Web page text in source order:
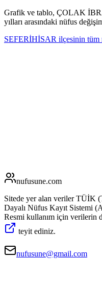
Grafik ve tablo, ÇOLAK
yılları arasındaki nüfus
SEFERİHİSAR ilçesinin
nufusune.com
Sitede yer alan veriler TÜİK
Dayalı Nüfus Kayıt Sistemi
Resmi kullanım için verilerin
teyit ediniz.
nufusune@gmail.com